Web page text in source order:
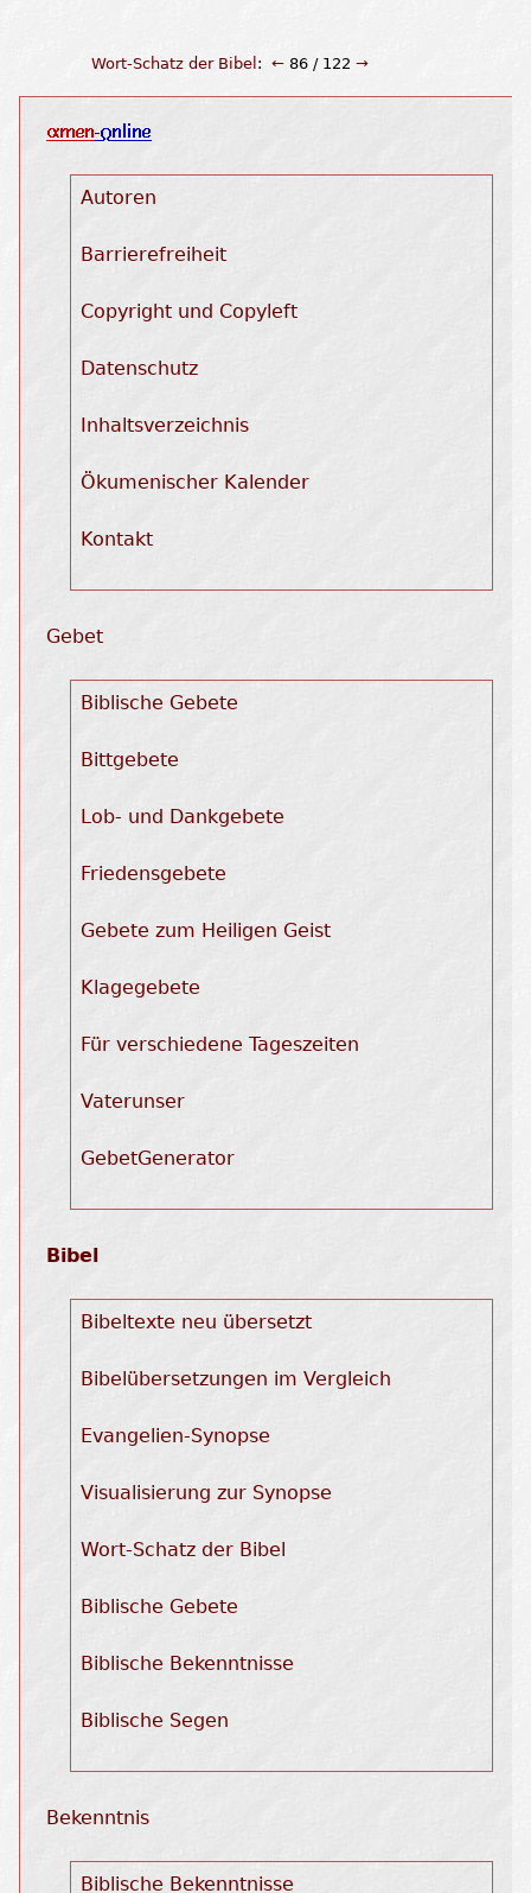
Wort-Schatz der Bibel : ← 86 / 122 →
Autoren
Barrierefreiheit
Copyright und Copyleft
Datenschutz
Inhaltsverzeichnis
Ökumenischer Kalender
Kontakt
Gebet
Biblische Gebete
Bittgebete
Lob- und Dankgebete
Friedensgebete
Gebete zum Heiligen Geist
Klagegebete
Für verschiedene Tageszeiten
Vaterunser
GebetGenerator
Bibel
Bibeltexte neu übersetzt
Bibelübersetzungen im Vergleich
Evangelien-Synopse
Visualisierung zur Synopse
Wort-Schatz der Bibel
Biblische Gebete
Biblische Bekenntnisse
Biblische Segen
Bekenntnis
Biblische Bekenntnisse